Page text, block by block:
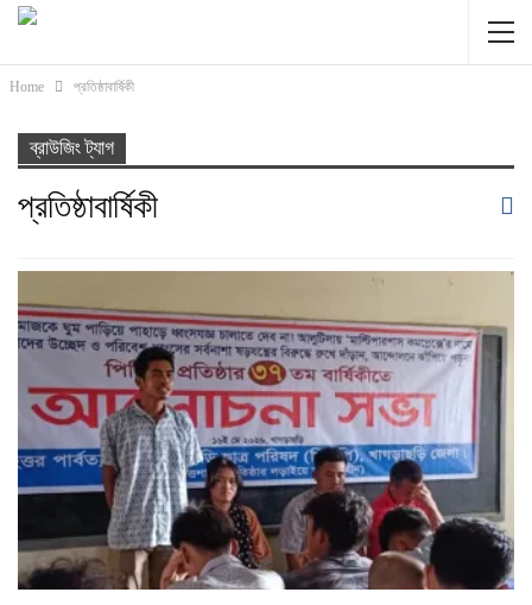
Home প্রতিষ্ঠাবার্ষিকী
ব্রাউজিং ট্যাগ
প্রতিষ্ঠাবার্ষিকী